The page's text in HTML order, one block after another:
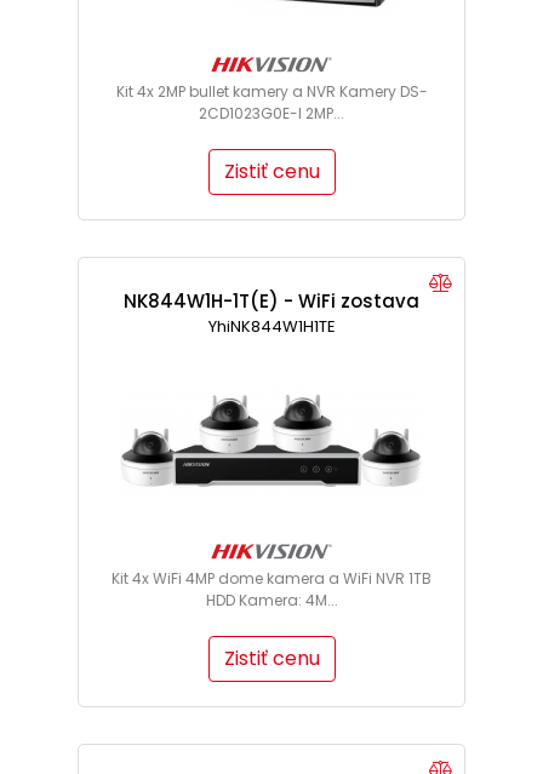
Kit 4x 2MP bullet kamery a NVR Kamery DS-
2CD1023G0E-I 2MP...
Zistiť cenu
NK844W1H-1T(E) - WiFi zostava
YhiNK844W1H1TE
Kit 4x WiFi 4MP dome kamera a WiFi NVR 1TB
HDD Kamera: 4M...
Zistiť cenu